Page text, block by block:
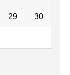
29 30